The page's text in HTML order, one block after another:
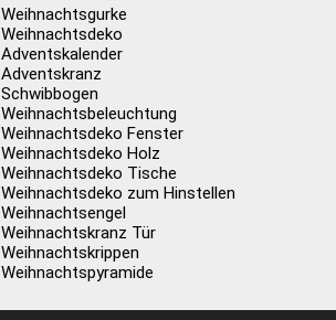
Weihnachtsgurke
Weihnachtsdeko
Adventskalender
Adventskranz
Schwibbogen
Weihnachtsbeleuchtung
Weihnachtsdeko Fenster
Weihnachtsdeko Holz
Weihnachtsdeko Tische
Weihnachtsdeko zum Hinstellen
Weihnachtsengel
Weihnachtskranz Tür
Weihnachtskrippen
Weihnachtspyramide